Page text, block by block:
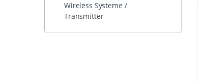
Wireless Systeme /
Transmitter